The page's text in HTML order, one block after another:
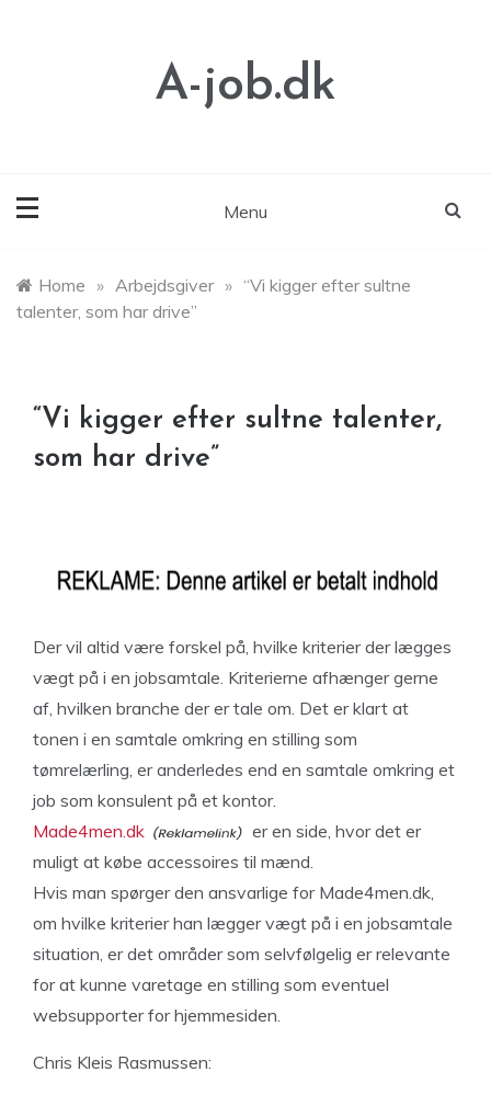
A-job.dk
Menu
Home » Arbejdsgiver » “Vi kigger efter sultne
talenter, som har drive”
“Vi kigger efter sultne talenter,
som har drive”
Der vil altid være forskel på, hvilke kriterier der lægges
vægt på i en jobsamtale. Kriterierne afhænger gerne
af, hvilken branche der er tale om. Det er klart at
tonen i en samtale omkring en stilling som
tømrelærling, er anderledes end en samtale omkring et
job som konsulent på et kontor.
Made4men.dk
er en side, hvor det er
muligt at købe accessoires til mænd.
Hvis man spørger den ansvarlige for Made4men.dk,
om hvilke kriterier han lægger vægt på i en jobsamtale
situation, er det områder som selvfølgelig er relevante
for at kunne varetage en stilling som eventuel
websupporter for hjemmesiden.
Chris Kleis Rasmussen: